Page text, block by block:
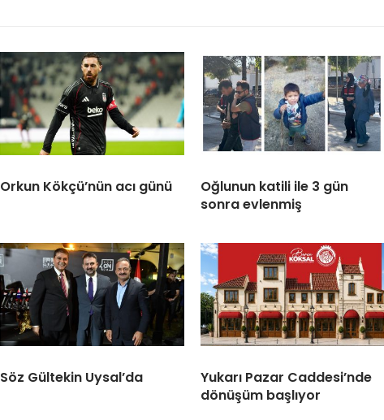
Orkun Kökçü’nün acı günü
Oğlunun katili ile 3 gün
sonra evlenmiş
Söz Gültekin Uysal’da
Yukarı Pazar Caddesi’nde
dönüşüm başlıyor